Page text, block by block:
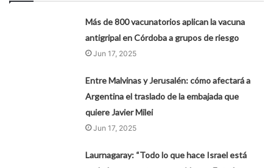
Más de 800 vacunatorios aplican la vacuna
antigripal en Córdoba a grupos de riesgo
Jun 17, 2025
Entre Malvinas y Jerusalén: cómo afectará a
Argentina el traslado de la embajada que
quiere Javier Milei
Jun 17, 2025
Laurnagaray: “Todo lo que hace Israel está